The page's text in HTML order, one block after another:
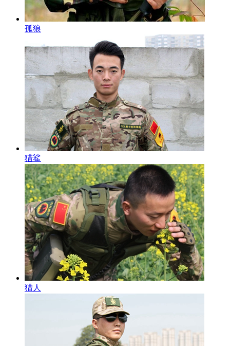
孤狼
猎鲨
猎人